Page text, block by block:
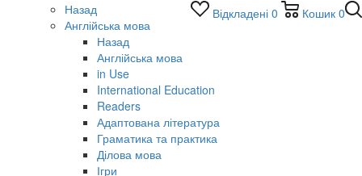
Відкладені 0 Кошик 0
Назад
Англійська мова
Назад
Англійська мова
in Use
International Education
Readers
Адаптована література
Граматика та практика
Ділова мова
Ігри